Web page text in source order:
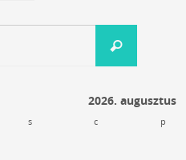
Keress!
2026. augusztus
s c p